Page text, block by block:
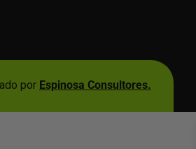
por Espinosa Consultores.